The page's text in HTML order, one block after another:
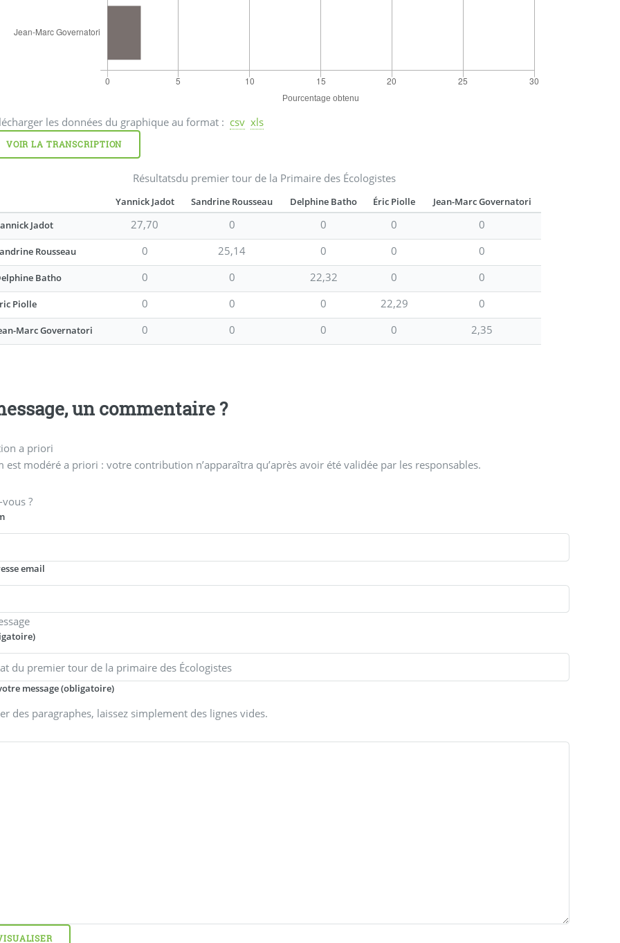
csv xls
VOIR LA TRANSCRIPTION
Résultatsdu premier tour de la Primaire des Écologistes
Yannick Jadot Sandrine Rousseau Delphine Batho Éric Piolle
Jean-Marc Governatori
Jadot
27,70 0 0 0 0
Rousseau 0 25,14 0 0 0
Batho 0 0 22,32 0 0
Piolle 0 0 0 22,29 0
Marc Governatori 0 0 0 0 2,35
un commentaire ?
a priori
est modéré a priori : votre contribution n’apparaîtra qu’après avoir été validée par les responsables.
?
email
message (obligatoire)
des paragraphes, laissez simplement des lignes vides.